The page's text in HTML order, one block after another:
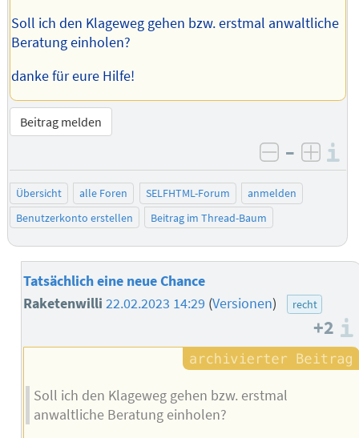
Soll ich den Klageweg gehen bzw. erstmal anwaltliche
Beratung einholen?
danke für eure Hilfe!
Beitrag melden
negativ
–
Übersicht alle Foren SELFHTML-Forum
anmelden
Benutzerkonto erstellen
Beitrag im Thread-Baum
Tatsächlich eine neue Chance
Raketenwilli22.02.2023 14:29 (Versionen) recht
+2
Soll ich den Klageweg gehen bzw. erstmal
anwaltliche Beratung einholen?